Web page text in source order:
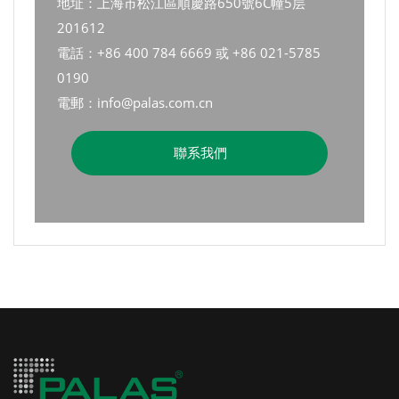
201612
電話：+86 400 784 6669 或 +86 021-5785
0190
電郵：info@palas.com.cn
聯系我們